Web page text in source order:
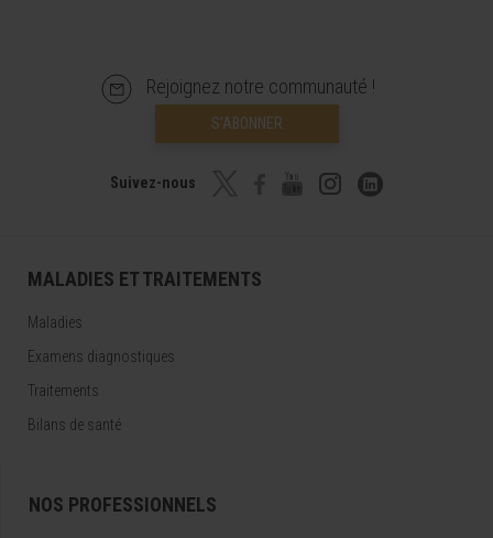
Rejoignez notre communauté !
S’ABONNER
Suivez-nous
MALADIES ET TRAITEMENTS
Maladies
Examens diagnostiques
Traitements
Bilans de santé
NOS PROFESSIONNELS